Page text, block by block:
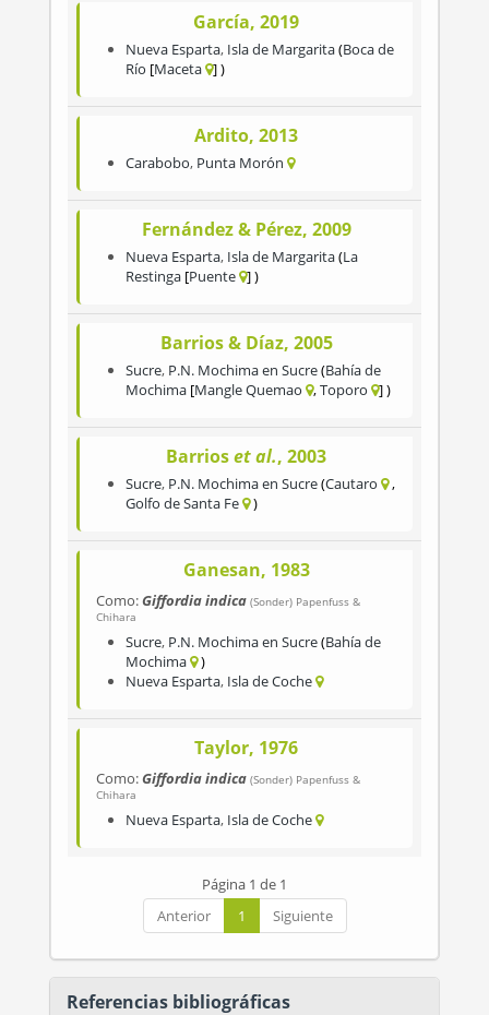
García, 2019
Nueva Esparta, Isla de Margarita Boca de
Río Maceta
Ardito, 2013
Carabobo, Punta Morón
Fernández & Pérez, 2009
Nueva Esparta, Isla de Margarita La
Restinga Puente
Barrios & Díaz, 2005
Sucre, P.N. Mochima en Sucre Bahía de
Mochima Mangle Quemao Toporo
Barrioset al., 2003
Sucre, P.N. Mochima en Sucre Cautaro
Golfo de Santa Fe
Ganesan, 1983
Como:Giffordia indica (Sonder) Papenfuss &
Chihara
Sucre, P.N. Mochima en Sucre Bahía de
Mochima
Nueva Esparta, Isla de Coche
Taylor, 1976
Como:Giffordia indica (Sonder) Papenfuss &
Chihara
Nueva Esparta, Isla de Coche
Página 1 de 1
Anterior
1 Siguiente
Referencias bibliográficas